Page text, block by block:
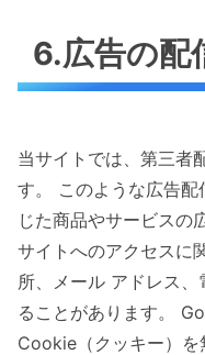
6.広告の配
当サイトでは、第三者
す。 このような広告
じた商品やサービスの
サイトへのアクセスに
所、メール アドレス
ることがあります。
Cookie（クッキー）